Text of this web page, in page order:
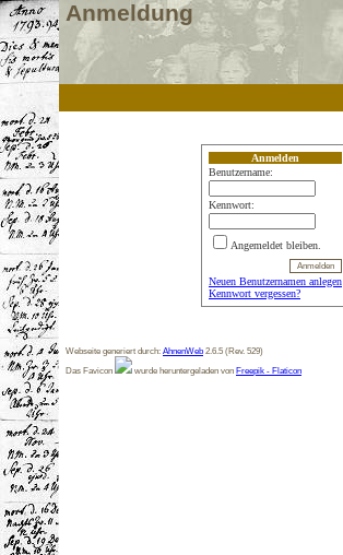
Anmeldung
Anmelden
Benutzername:
Kennwort:
Angemeldet bleiben.
Neuen Benutzernamen anlegen
Kennwort vergessen?
Webseite generiert durch: AhnenWeb 2.6.5 (Rev. 529)
Das Favicon
wurde heruntergeladen von Freepik - Flaticon